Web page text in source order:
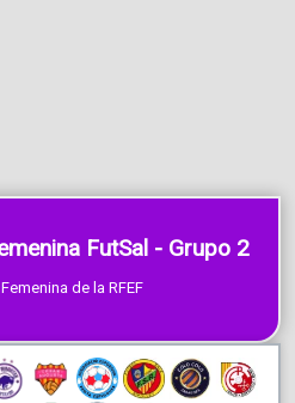
FutSal - Grupo 2
de la RFEF